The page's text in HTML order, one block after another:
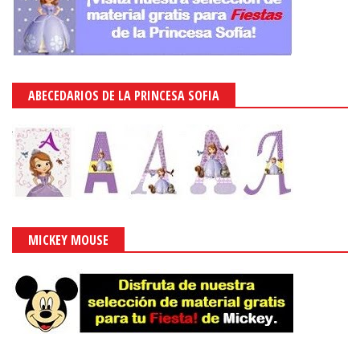
ABECEDARIOS DE LA PRINCESA SOFIA
MICKEY MOUSE